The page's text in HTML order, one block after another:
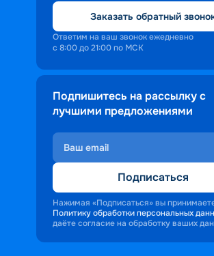
Заказать обратный
Ответим на ваш звонок ежедневно
с 8:00 до 21:00 по МСК
Подпишитесь на рассылку с
лучшими предложениями
Подписаться
Нажимая «Подписаться» вы
Политику обработки персональных
даёте согласие на обработку ваших